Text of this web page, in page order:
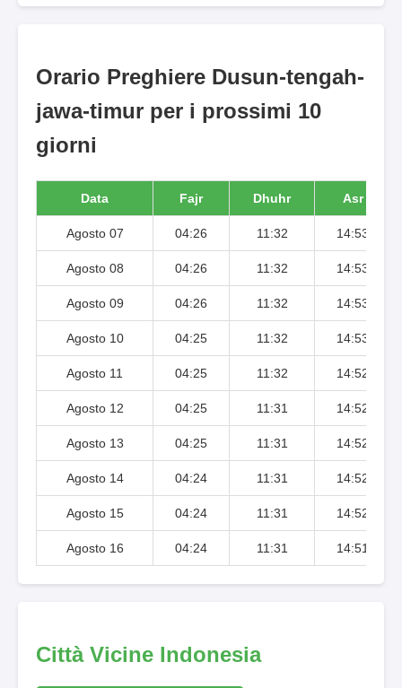
Orario Preghiere Dusun-tengah-
jawa-timur per i prossimi 10
giorni
Data Fajr Dhuhr Asr
Agosto 07 04:26 11:32 14:53
Agosto 08 04:26 11:32 14:53
Agosto 09 04:26 11:32 14:53
Agosto 10 04:25 11:32 14:53
Agosto 11 04:25 11:32 14:52
Agosto 12 04:25 11:31 14:52
Agosto 13 04:25 11:31 14:52
Agosto 14 04:24 11:31 14:52
Agosto 15 04:24 11:31 14:52
Agosto 16 04:24 11:31 14:51
Città Vicine Indonesia